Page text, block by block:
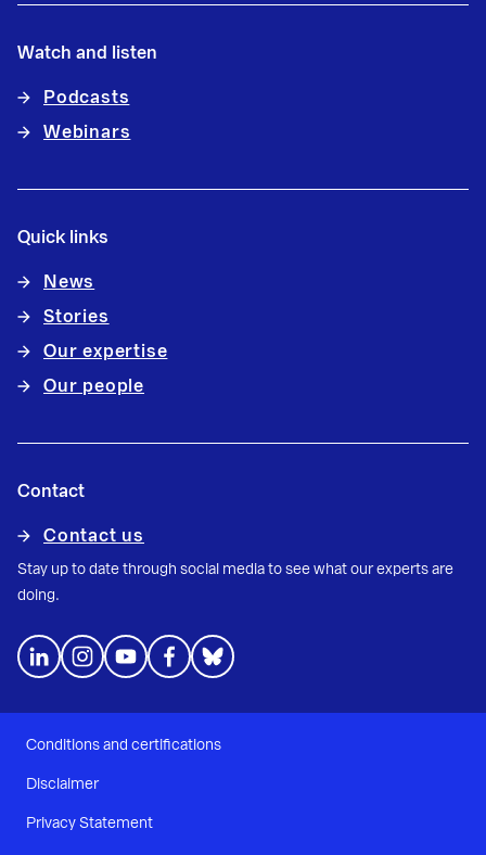
Watch and listen
Podcasts
Webinars
Quick links
News
Stories
Our expertise
Our people
Contact
Contact us
Stay up to date through social media to see what our experts are
doing.
Conditions and certifications
Disclaimer
Privacy Statement